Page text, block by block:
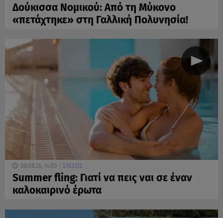
Δούκισσα Νομικού: Από τη Μύκονο
«πετάχτηκε» στη Γαλλική Πολυνησία!
08.08.26, 14:00 ΣΧΕΣΕΙΣ
Summer fling: Γιατί να πεις ναι σε έναν
καλοκαιρινό έρωτα